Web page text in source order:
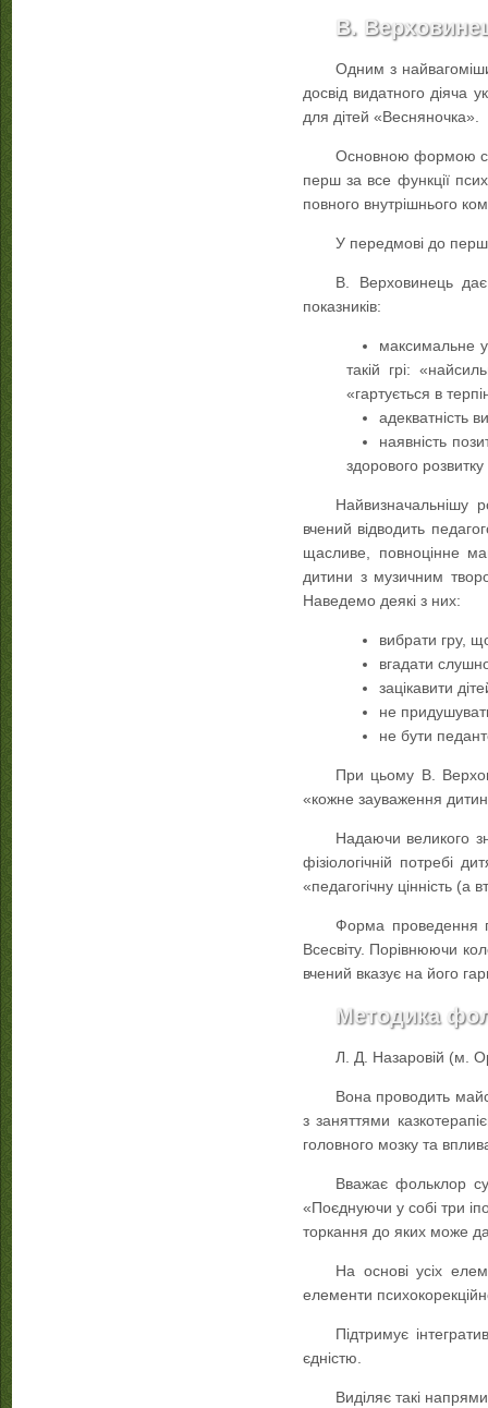
В.
Одним з
досвід видатного діяча
для дітей «Весняночка».
Основною формою
перш за все функції
повного внутрішнього
У передмові до
В. Верховинець дає
показників:
максимальне
такій грі:
«гартується в
адекватність
наявність
здорового
Найвизначальнішу
вчений відводить
щасливе, повноцінне
дитини з музичним
Наведемо деякі з них:
вибрати гру,
вгадати
зацікавити
не
не бути
При цьому В.
«кожне зауваження
Надаючи великого
фізіологічній потребі
«педагогічну цінність
Форма проведення
Всесвіту. Порівнюючи
вчений вказує на його
Методика
Л. Д. Назаровій (м.
Вона проводить
з заняттями
головного мозку та
Вважає фольклор
«Поєднуючи у собі три
торкання до яких може
На основі усіх
елементи
Підтримує
єдністю.
Виділяє такі